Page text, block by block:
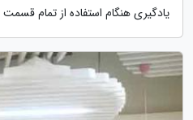
یادگیری هنگام استفاده از تمام